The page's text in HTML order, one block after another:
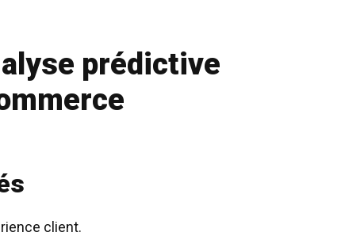
prédictive
client.